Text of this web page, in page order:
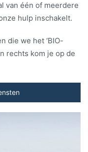
van één of meerdere
hulp inschakelt.
die we het ‘BIO-
rechts kom je op de